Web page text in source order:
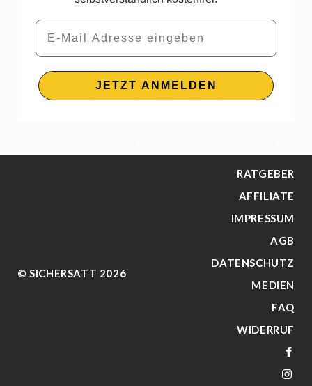
Email
JETZT ANMELDEN
© SICHERSATT 2026
RATGEBER
AFFILIATE
IMPRESSUM
AGB
DATENSCHUTZ
MEDIEN
FAQ
WIDERRUF